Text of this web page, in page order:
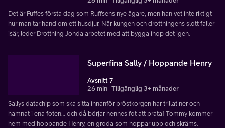
Det är Fuffes första dag som Ruffsens nye ägare, men han vet inte riktigt
hur man tar hand om ett husdjur. När kungen och drottningens slott faller
isär, leder Drottning Jonda arbetet med att bygga ihop det igen.
Superfina Sally / Hoppande Henry
Avsnitt 7
26 min Tillgänglig 3+ månader
Sallys datachip som ska sitta innanför bröstkorgen har trillat ner och
hamnat i ena foten… och då börjar hennes fot att prata! Tommy kommer
hem med hoppande Henry, en groda som hoppar upp och skräms.